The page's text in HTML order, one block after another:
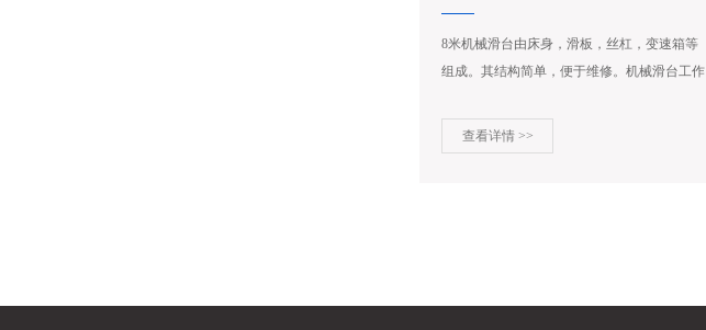
8米机械滑台由床身，滑板，丝杠，变速箱等
组成。其结构简单，便于维修。机械滑台工作
动，再加上变速箱的作用。可获得快慢等多种
运行速度。...
查看详情 >>